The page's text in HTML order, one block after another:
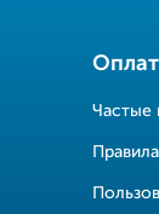
Частые